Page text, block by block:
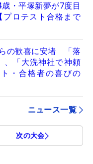
・平塚新夢が7度目
プロテスト合格まで
の歓喜に安堵 「落
、「大洗神社で神頼
・合格者の喜びの
ニュース一覧
次の大会